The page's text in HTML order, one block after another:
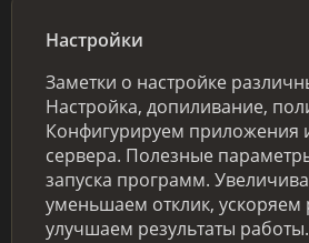
Настройки
Заметки о настройке
Настройка, допиливание,
Конфигурируем приложения
сервера. Полезные
запуска программ.
уменьшаем отклик, ускоряем
улучшаем результаты